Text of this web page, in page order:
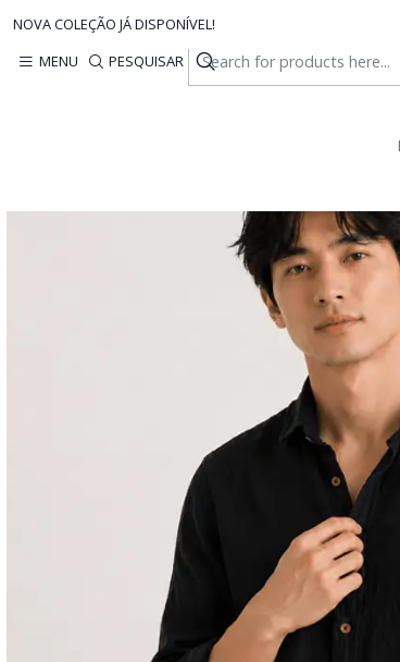
MENU PESQUISAR
NOVA COLEÇÃO JÁ DISPONÍVEL!